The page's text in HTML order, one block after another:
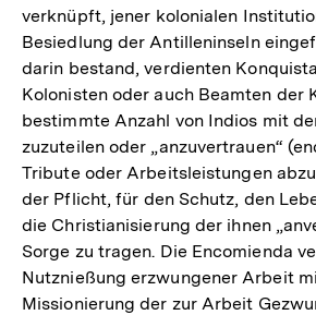
verknüpft, jener kolonialen
Besiedlung der Antilleninseln
darin bestand, verdienten
Kolonisten oder auch Beamten der
bestimmte Anzahl von Indios mit
zuzuteilen oder „anzuvertrauen“
Tribute oder Arbeitsleistungen
der Pflicht, für den Schutz, den
die Christianisierung der ihnen
Sorge zu tragen. Die Encomienda
Nutznießung erzwungener Arbeit
Missionierung der zur Arbeit